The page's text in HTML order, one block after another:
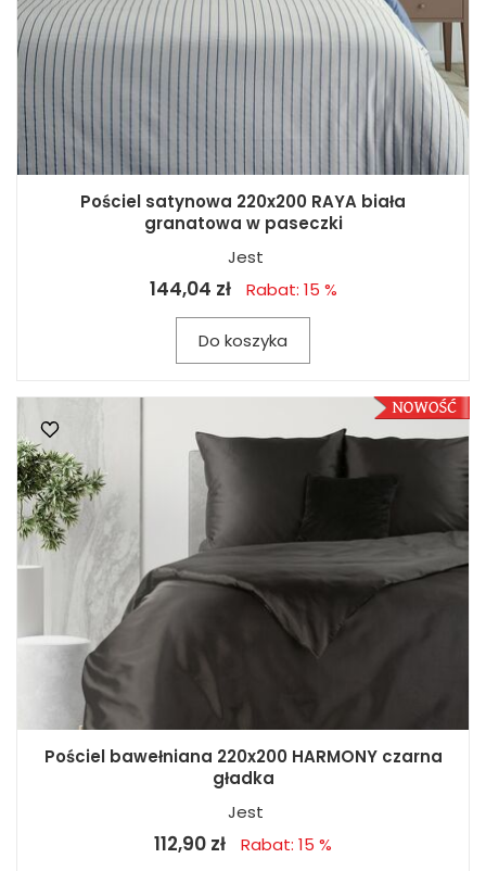
Pościel satynowa 220x200 RAYA biała
granatowa w paseczki
Jest
144,04 zł Rabat: 15 %
Do koszyka
Pościel bawełniana 220x200 HARMONY czarna
gładka
Jest
112,90 zł Rabat: 15 %